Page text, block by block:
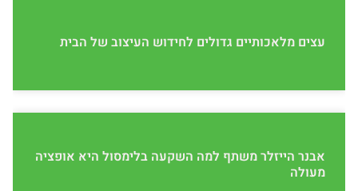
עצים מלאכותיים גדולים לחידוש העיצוב של הבית
אבנר הייזלר משתף למה השקעה בלימסול היא אופציה
מעולה